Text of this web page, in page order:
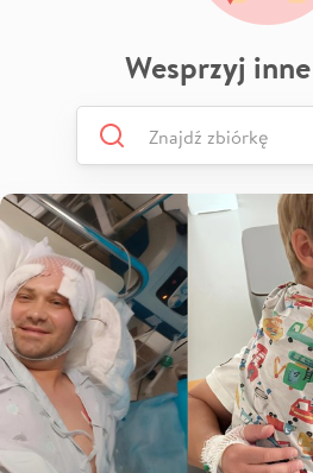
Wesprzyj